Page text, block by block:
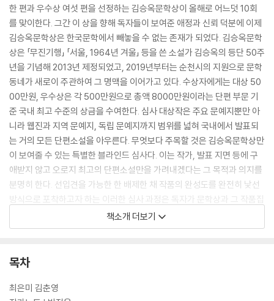
한 편과 우수상 여섯 편을 선정하는 김승옥문학상이 올해로 어느덧 10회
를 맞이한다. 그간 이 상을 향해 독자들이 보여준 애정과 신뢰 덕분에 이제
김승옥문학상은 한국문학에서 빼놓을 수 없는 존재가 되었다. 김승옥문학
상은 「무진기행」 「서울, 1964년 겨울」 등을 쓴 소설가 김승옥의 등단 50주
년을 기념해 2013년 제정되었고, 2019년부터는 순천시의 지원으로 문학
동네가 새로이 주관하여 그 명맥을 이어가고 있다. 수상자에게는 대상 50
00만원, 우수상은 각 500만원으로 총액 8000만원이라는 단편 부문 기
준 국내 최고 수준의 상금을 수여한다. 심사 대상작은 주요 문예지뿐만 아
니라 웹진과 지역 문예지, 독립 문예지까지 범위를 넓혀 국내에서 발표되
는 거의 모든 단편소설을 아우른다. 무엇보다 주목할 것은 김승옥문학상만
이 보여줄 수 있는 특별한 블라인드 심사다. 이는 작가, 발표 지면 등에 구
애받지 않고 오로지 최고의 단편소설만을 가려내겠다는 그 목적과 의지를
분명히 한다. 선입견을 가능한 한 배제한 채 작품의 완성도를 완전히 낯선
방식으로 포착하고자 하는 이러한 심사 과정은 독자가 문학상과 그 작품집
에 기대하는 바를 넉넉히 만족시킨다. 우리가 수상작품집을 찾는 이유는
무엇인가. 권위나 명성 등에 기대지 않고 온전히 작품 자체에 집중하여 엄
한국문학의 현재를 짚어보려는 목적 역시 당연하다. “어느 때보다 타협 없
과정 끝에 우리에게 도착한 일곱 편의 작품은 현재 한국문학의 동향을 선
책소개 더보기
목차
최은미 김춘영